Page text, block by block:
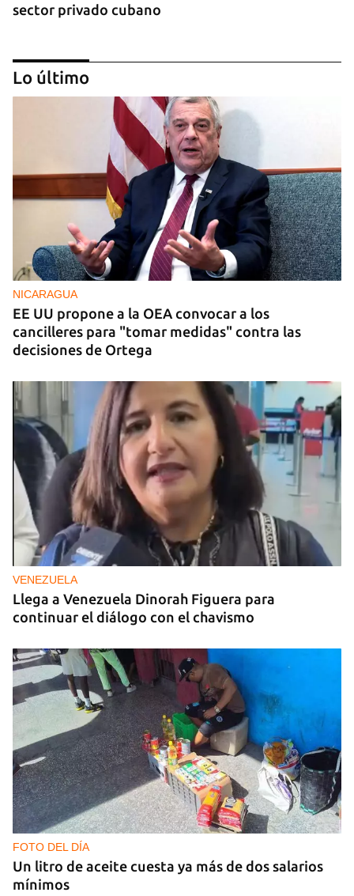
sector privado cubano
TESTIMONIO
El universo en una caja
Lo último
NICARAGUA
EE UU propone a la OEA convocar a los
cancilleres para "tomar medidas" contra las
decisiones de Ortega
VENEZUELA
Llega a Venezuela Dinorah Figuera para
continuar el diálogo con el chavismo
FOTO DEL DÍA
Un litro de aceite cuesta ya más de dos salarios
mínimos